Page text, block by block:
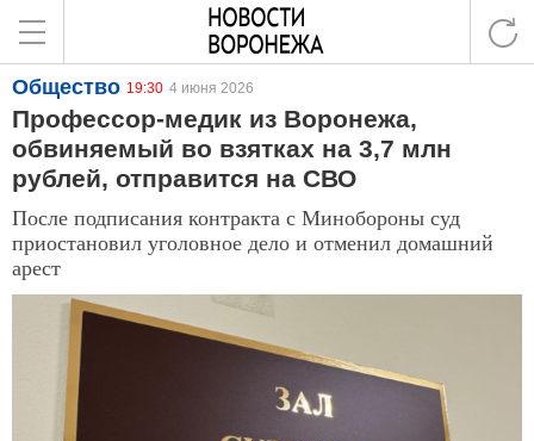
Общество 19:30 4 июня 2026
Профессор-медик из Воронежа,
обвиняемый во взятках на 3,7 млн
рублей, отправится на СВО
После подписания контракта с Минобороны суд
приостановил уголовное дело и отменил домашний
арест